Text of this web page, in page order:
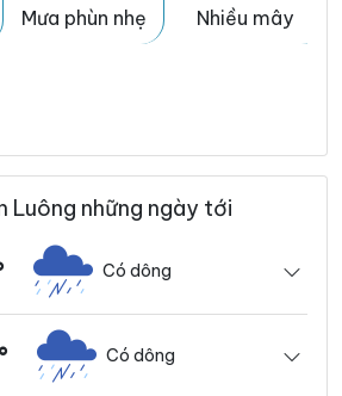
Mưa phùn nhẹ
Nhiều mây
Luông những ngày tới
Có dông
Có dông